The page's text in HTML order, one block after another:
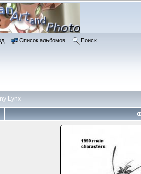
Список альбомов Поиск
Lynx